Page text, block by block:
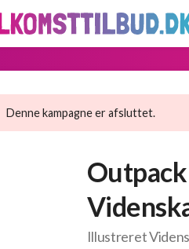
Denne kampagne er afsluttet.
Illustreret